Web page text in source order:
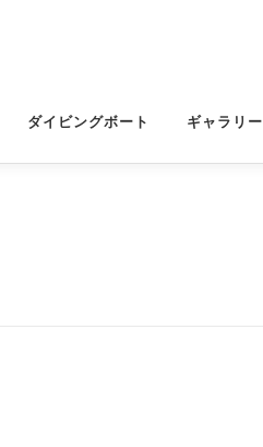
ダイビングボート ギャラリー